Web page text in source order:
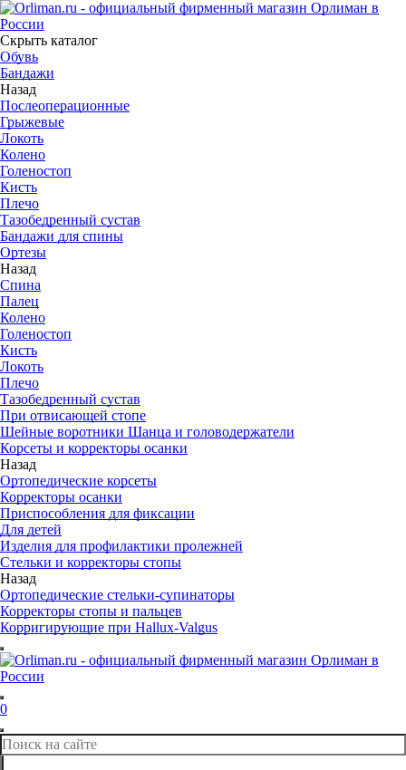
Скрыть каталог
Обувь
Бандажи
Назад
Послеоперационные
Грыжевые
Локоть
Колено
Голеностоп
Кисть
Плечо
Тазобедренный сустав
Бандажи для спины
Ортезы
Назад
Спина
Палец
Колено
Голеностоп
Кисть
Локоть
Плечо
Тазобедренный сустав
При отвисающей стопе
Шейные воротники Шанца и головодержатели
Корсеты и корректоры осанки
Назад
Ортопедические корсеты
Корректоры осанки
Приспособления для фиксации
Для детей
Изделия для профилактики пролежней
Стельки и корректоры стопы
Назад
Ортопедические стельки-супинаторы
Корректоры стопы и пальцев
Корригирующие при Hallux-Valgus
0